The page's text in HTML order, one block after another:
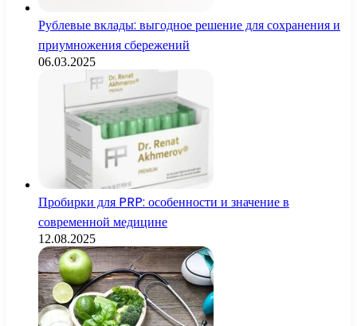
Рублевые вклады: выгодное решение для сохранения и
приумножения сбережений
06.03.2025
Пробирки для PRP: особенности и значение в
современной медицине
12.08.2025